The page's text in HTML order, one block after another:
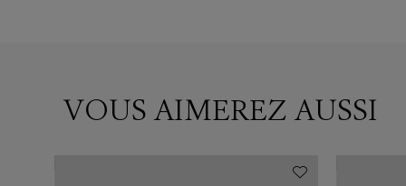
VOUS AIMEREZ AUSSI